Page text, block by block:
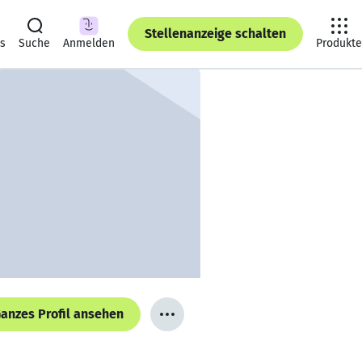
Suche Anmelden
Stellenanzeige schalten
Produkte
Profil ansehen